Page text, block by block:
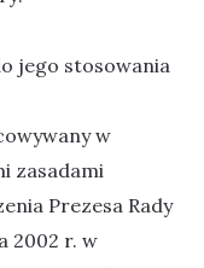
jego stosowania
w
zasadami
Prezesa Rady
2002 r. w